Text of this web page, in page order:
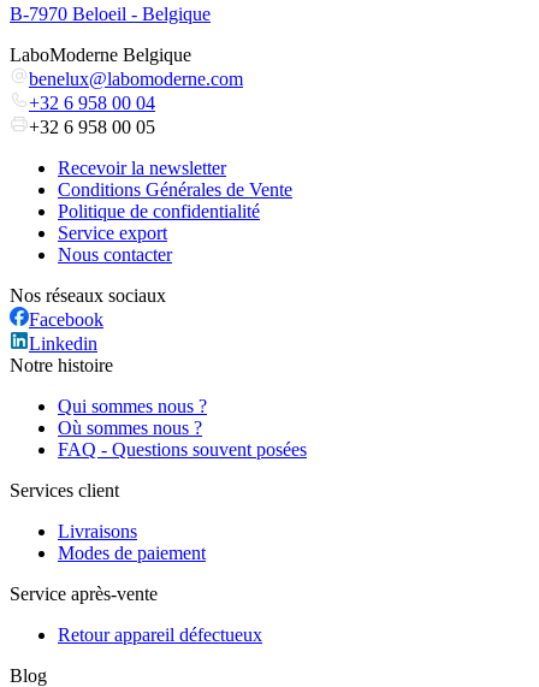
B-7970 Beloeil - Belgique
LaboModerne Belgique
benelux@labomoderne.com
+32 6 958 00 04
+32 6 958 00 05
Recevoir la newsletter
Conditions Générales de Vente
Politique de confidentialité
Service export
Nous contacter
Nos réseaux sociaux
Facebook
Linkedin
Notre histoire
Qui sommes nous ?
Où sommes nous ?
FAQ - Questions souvent posées
Services client
Livraisons
Modes de paiement
Service après-vente
Retour appareil défectueux
Blog